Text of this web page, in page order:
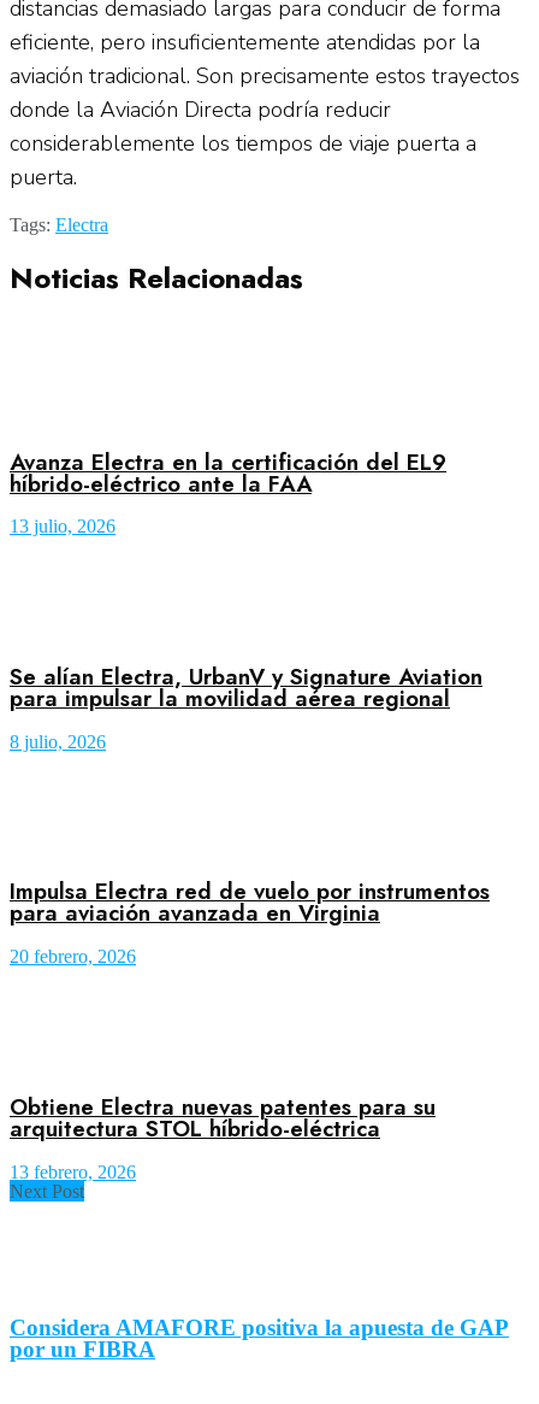
distancias demasiado largas para conducir de forma
eficiente, pero insuficientemente atendidas por la
aviación tradicional. Son precisamente estos trayectos
donde la Aviación Directa podría reducir
considerablemente los tiempos de viaje puerta a
puerta.
Tags: Electra
Noticias Relacionadas
Avanza Electra en la certificación del EL9
híbrido-eléctrico ante la FAA
13 julio, 2026
Se alían Electra, UrbanV y Signature Aviation
para impulsar la movilidad aérea regional
8 julio, 2026
Impulsa Electra red de vuelo por instrumentos
para aviación avanzada en Virginia
20 febrero, 2026
Obtiene Electra nuevas patentes para su
arquitectura STOL híbrido-eléctrica
13 febrero, 2026
Next Post
Considera AMAFORE positiva la apuesta de GAP
por un FIBRA